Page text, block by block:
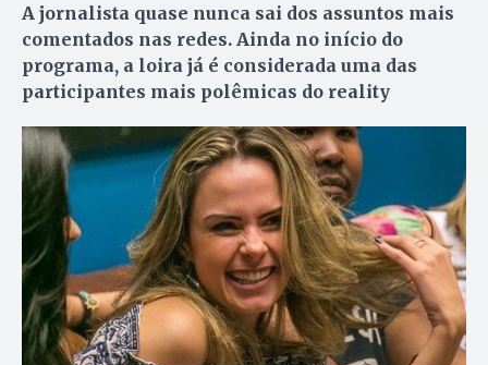
A jornalista quase nunca sai dos assuntos mais
comentados nas redes. Ainda no início do
programa, a loira já é considerada uma das
participantes mais polêmicas do reality